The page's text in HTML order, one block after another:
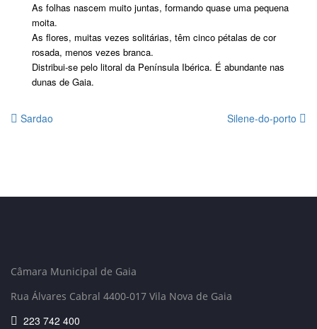
As folhas nascem muito juntas, formando quase uma pequena
moita.
As flores, muitas vezes solitárias, têm cinco pétalas de cor
rosada, menos vezes branca.
Distribui-se pelo litoral da Península Ibérica. É abundante nas
dunas de Gaia.
Sardao Silene-do-porto
Câmara Municipal de Gaia
Rua Álvares Cabral 4400-017 Vila Nova de Gaia
223 742 400